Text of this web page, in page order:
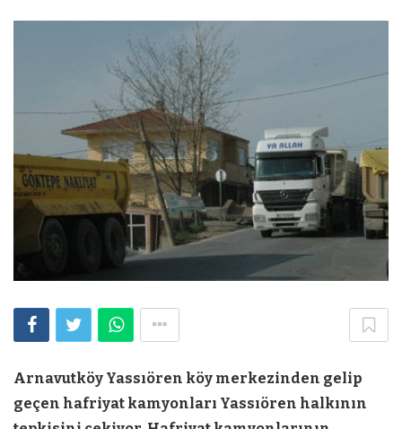
Arnavutköy Yassıören köy merkezinden gelip
geçen hafriyat kamyonları Yassıören halkının